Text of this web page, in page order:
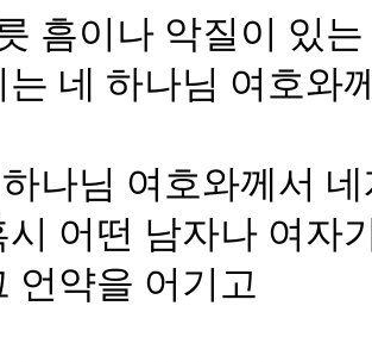
흠이나 악질이 있
는 네 하나님 여호와
나님 여호와께서
시 어떤 남자나 여자
언약을 어기고